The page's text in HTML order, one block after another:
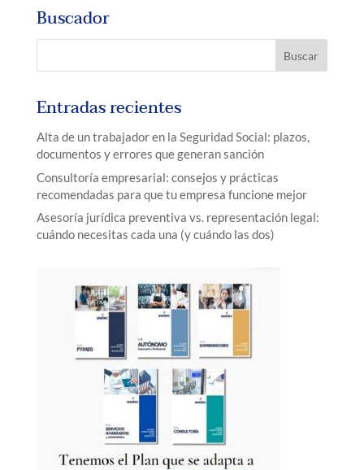
Buscador
Entradas recientes
Alta de un trabajador en la Seguridad Social: plazos,
documentos y errores que generan sanción
Consultoría empresarial: consejos y prácticas
recomendadas para que tu empresa funcione mejor
Asesoría jurídica preventiva vs. representación legal:
cuándo necesitas cada una (y cuándo las dos)